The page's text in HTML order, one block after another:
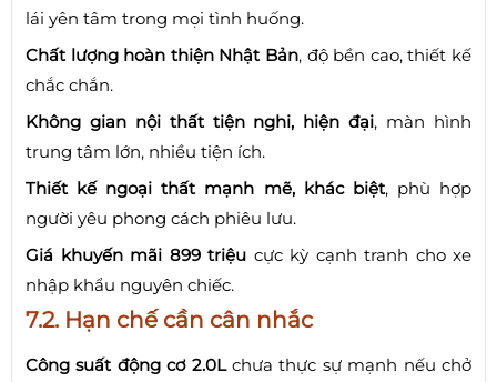
lái yên tâm trong mọi tình huống.
Chất lượng hoàn thiện Nhật Bản, độ bền cao, thiết kế
chắc chắn.
Không gian nội thất tiện nghi, hiện đại, màn hình
trung tâm lớn, nhiều tiện ích.
Thiết kế ngoại thất mạnh mẽ, khác biệt, phù hợp
người yêu phong cách phiêu lưu.
Giá khuyến mãi 899 triệu cực kỳ cạnh tranh cho xe
nhập khẩu nguyên chiếc.
7.2. Hạn chế cần cân nhắc
Công suất động cơ 2.0Lchưa thực sự mạnh nếu chở